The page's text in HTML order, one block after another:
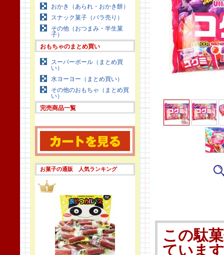
おかき（あられ・おかき餅）
スナック菓子（バラ売り）
その他（おつまみ・半生菓
子）
おもちゃのまとめ買い
スーパーボール（まとめ買
い）
水ヨーヨー（まとめ買い）
その他のおもちゃ（まとめ買
い）
完売商品一覧
お菓子の通販 人気ランキング
この駄
ていま